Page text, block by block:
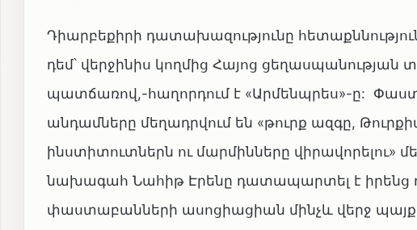
Դիարբեքիրի դատախազությունը
դեմ՝ վերջինիս կողմից Հայոց
պատճառով,-հաղորդում է «Արմենպրես»-ը:
անդամները մեղադրվում են «թուրք ազգը,
ինստիտուտներն ու մարմինները
նախագահ Նահիթ Էրենը դատապարտել է իրենց
փաստաբանների ասոցիացիան մինչև վերջ